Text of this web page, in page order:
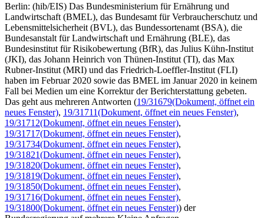
Berlin: (hib/EIS) Das Bundesministerium für Ernährung und
Landwirtschaft (BMEL), das Bundesamt für Verbraucherschutz und
Lebensmittelsicherheit (BVL), das Bundessortenamt (BSA), die
Bundesanstalt für Landwirtschaft und Ernährung (BLE), das
Bundesinstitut für Risikobewertung (BfR), das Julius Kühn-Institut
(JKI), das Johann Heinrich von Thünen-Institut (TI), das Max
Rubner-Institut (MRI) und das Friedrich-Loeffler-Institut (FLI)
haben im Februar 2020 sowie das BMEL im Januar 2020 in keinem
Fall bei Medien um eine Korrektur der Berichterstattung gebeten.
Das geht aus mehreren Antworten (19/31679(Dokument, öffnet ein
neues Fenster), 19/31711(Dokument, öffnet ein neues Fenster),
19/31712(Dokument, öffnet ein neues Fenster),
19/31717(Dokument, öffnet ein neues Fenster),
19/31734(Dokument, öffnet ein neues Fenster),
19/31821(Dokument, öffnet ein neues Fenster),
19/31820(Dokument, öffnet ein neues Fenster),
19/31819(Dokument, öffnet ein neues Fenster),
19/31850(Dokument, öffnet ein neues Fenster),
19/31716(Dokument, öffnet ein neues Fenster),
19/31800(Dokument, öffnet ein neues Fenster)) der